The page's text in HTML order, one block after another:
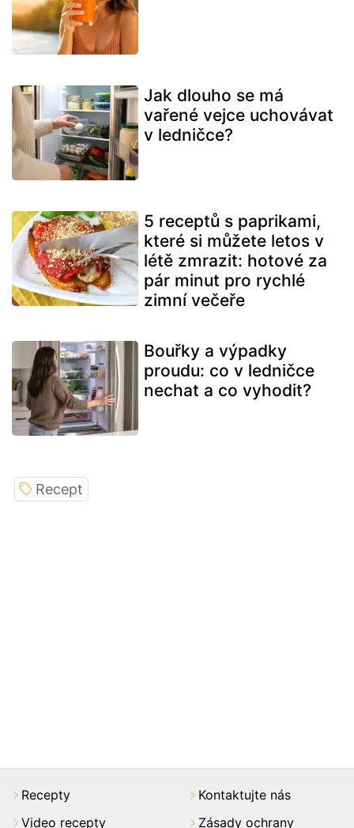
Jak dlouho se má
vařené vejce uchovávat
v ledničce?
5 receptů s paprikami,
které si můžete letos v
létě zmrazit: hotové za
pár minut pro rychlé
zimní večeře
Bouřky a výpadky
proudu: co v ledničce
nechat a co vyhodit?
Recept
Recepty
Video recepty
Kontaktujte nás
Zásady ochrany